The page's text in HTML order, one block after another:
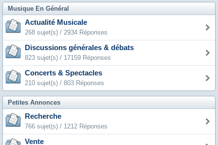
Musique En Général
Actualité Musicale
268 sujet(s) / 2934 Réponses
Discussions générales & débats
823 sujet(s) / 17159 Réponses
Concerts & Spectacles
210 sujet(s) / 803 Réponses
Petites Annonces
Recherche
766 sujet(s) / 1212 Réponses
Vente